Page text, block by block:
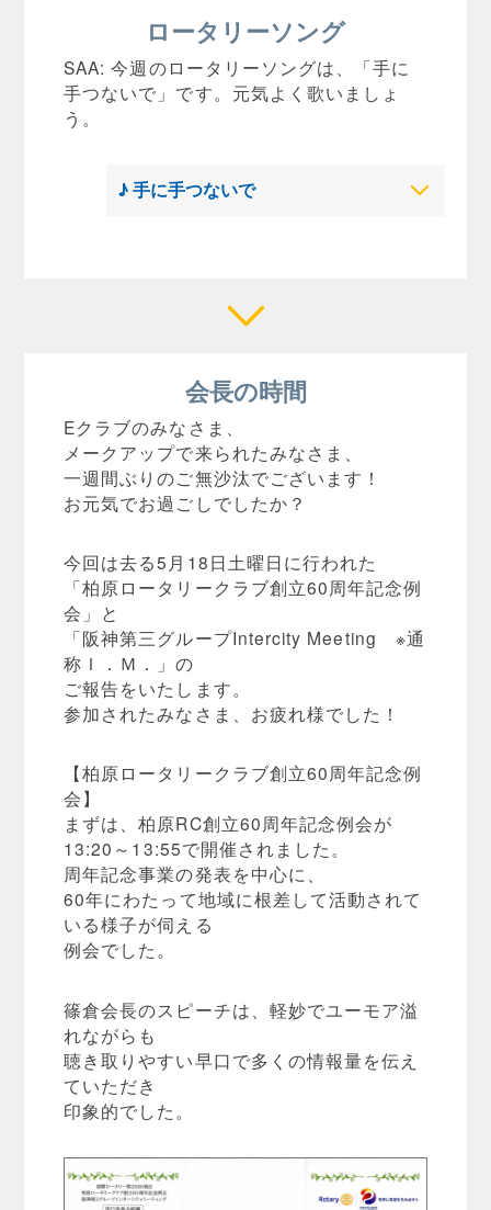
ロータリーソング
SAA: 今週のロータリーソングは、「手に
手つないで」です。元気よく歌いましょ
う。
♪ 手に手つないで
会長の時間
Eクラブのみなさま、
メークアップで来られたみなさま、
一週間ぶりのご無沙汰でございます！
お元気でお過ごしでしたか？
今回は去る5月18日土曜日に行われた
「柏原ロータリークラブ創立60周年記念例
会」と
「阪神第三グループIntercity Meeting ※通
称Ｉ．Ｍ．」の
ご報告をいたします。
参加されたみなさま、お疲れ様でした！
【柏原ロータリークラブ創立60周年記念例
会】
まずは、柏原RC創立60周年記念例会が
13:20～13:55で開催されました。
周年記念事業の発表を中心に、
60年にわたって地域に根差して活動されて
いる様子が伺える
例会でした。
篠倉会長のスピーチは、軽妙でユーモア溢
れながらも
聴き取りやすい早口で多くの情報量を伝え
ていただき
印象的でした。